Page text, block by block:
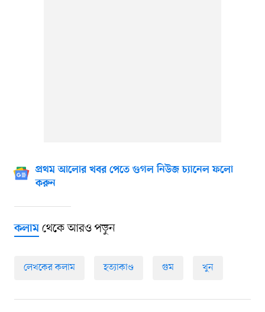
প্রথম আলোর খবর পেতে গুগল নিউজ চ্যানেল ফলো
করুন
কলামথেকে আরও পড়ুন
লেখকের কলাম হত্যাকাণ্ড গুম খুন